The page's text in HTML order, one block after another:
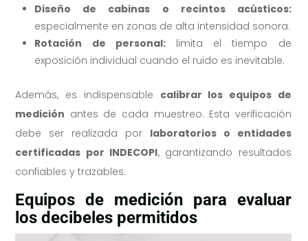
Diseño de cabinas o recintos acústicos:
especialmente en zonas de alta intensidad sonora.
Rotación de personal:limita el tiempo de
exposición individual cuando el ruido es inevitable.
Además, es indispensable calibrar los equipos de
medición antes de cada muestreo. Esta verificación
debe ser realizada por laboratorios o entidades
certificadas por INDECOPI, garantizando resultados
confiables y trazables.
Equipos de medición para evaluar
los decibeles permitidos